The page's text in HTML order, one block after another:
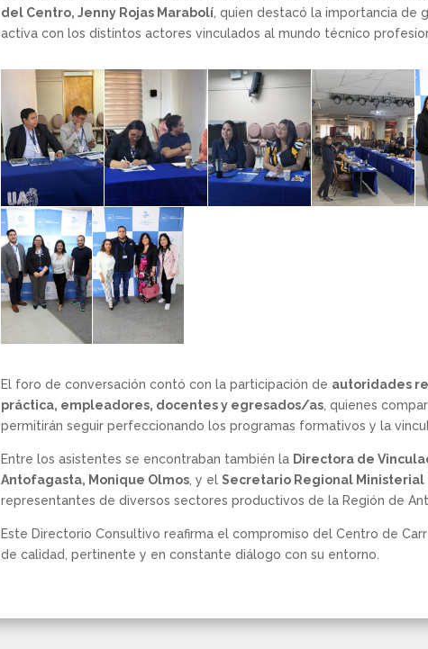
del Centro, Jenny Rojas Marabolí , quien destacó la importancia
activa con los distintos actores vinculados al mundo técnico
El foro de conversación contó con la participación de autoridades
práctica, empleadores, docentes y egresados/as , quienes
permitirán seguir perfeccionando los programas formativos y la
Entre los asistentes se encontraban también la Directora de
Antofagasta, Monique Olmos , y elSecretario Regional Ministerial
representantes de diversos sectores productivos de la Región de
Este Directorio Consultivo reafirma el compromiso del Centro de
de calidad, pertinente y en constante diálogo con su entorno.